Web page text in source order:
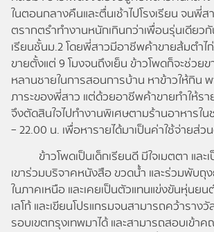
ในตอนกลางคืนและตื่นเช้าไปโรงเรียน จนพี่
ตรากตรำทำงานหนักเกินกว่าเพื่อนรุ่นเดีย
เรียนชั้นม.2 โดยพี่สาวมีอาชีพค้าขายส้มตำ
ขายตั้งแต่ 9 โมงจนถึงเย็น ข้าวโพดก็จะช่วย
หลานชายในการสอนการบ้าน หาข้าวให้กิน พ
ภาระของพี่สาว แต่ด้วยอาชีพค้าขายทำให้ร
จึงตัดสินใจไปทำงานพิเศษตามร้านอาหารใ
– 22.00 น. เพื่อหารายได้มาเป็นค่าใช้จ่ายส่ว
ข้าวโพดเป็นเด็กเรียนดี มีใจเมตตา และ
เขาร่วมบริจาคหนังสือ ขวดน้ำ และร่วมพับถุ
ในภาคเหนือ และเคยเป็นตัวแทนแข่งขันหุ่นย
เลโก้ และเขียนโปรแกรมจนสามารถคว้าราง
รอบเขตกรุงเทพมาได้ และสามารถสอบเข้า